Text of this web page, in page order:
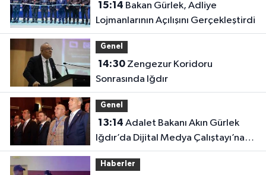
15:14
Lojmanlarının Açılışını Gerçekleştirdi
Genel
14:30Zengezur Koridoru
Sonrasında Iğdır
Genel
13:14
Iğdır’da Dijital Medya Çalıştayı’na
Katıldı
Haberler